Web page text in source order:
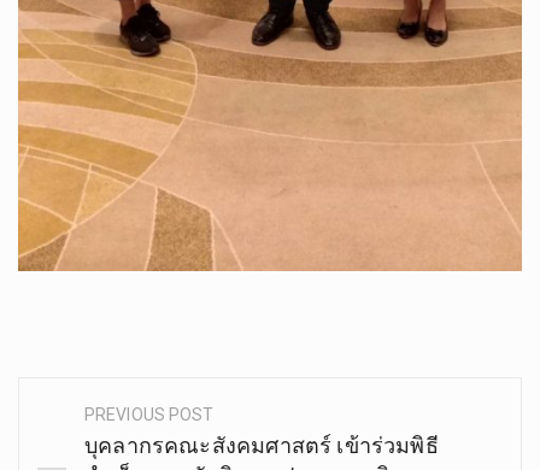
PostPREVIOUS POST
บุคลากรคณะ​สังคม​ศาสตร์​​ เข้าร่วมพิธี